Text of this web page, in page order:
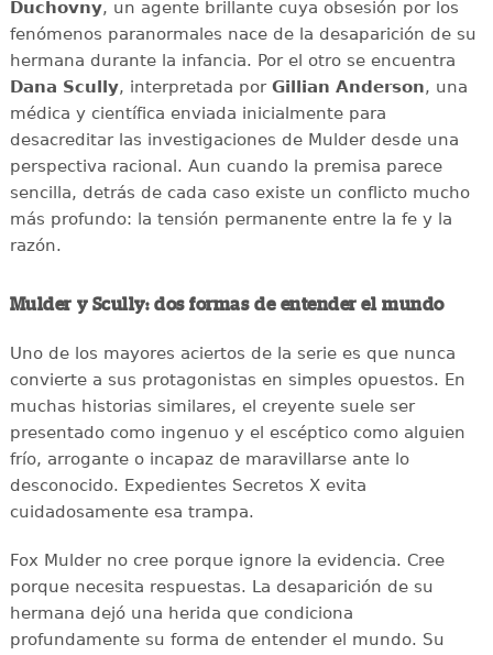
Duchovny, un agente brillante cuya obsesión por los
fenómenos paranormales nace de la desaparición de su
hermana durante la infancia. Por el otro se encuentra
Dana Scully, interpretada por Gillian Anderson, una
médica y científica enviada inicialmente para
desacreditar las investigaciones de Mulder desde una
perspectiva racional. Aun cuando la premisa parece
sencilla, detrás de cada caso existe un conflicto mucho
más profundo: la tensión permanente entre la fe y la
razón.
Mulder y Scully: dos formas de entender el mundo
Uno de los mayores aciertos de la serie es que nunca
convierte a sus protagonistas en simples opuestos. En
muchas historias similares, el creyente suele ser
presentado como ingenuo y el escéptico como alguien
frío, arrogante o incapaz de maravillarse ante lo
desconocido. Expedientes Secretos X evita
cuidadosamente esa trampa.
Fox Mulder no cree porque ignore la evidencia. Cree
porque necesita respuestas. La desaparición de su
hermana dejó una herida que condiciona
profundamente su forma de entender el mundo. Su